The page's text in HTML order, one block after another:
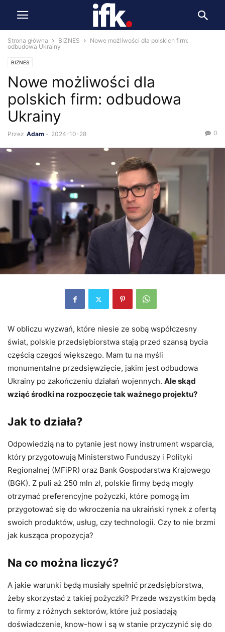
Strona główna BIZNES
Nowe możliwości dla polskich firm:
odbudowa Ukrainy
BIZNES
Nowe możliwości dla
polskich firm: odbudowa
Ukrainy
Przez Adam - 2024-10-28 0
W obliczu wyzwań, które niesie ze sobą współczesny
świat, polskie przedsiębiorstwa stają przed szansą bycia
częścią czegoś większego. Mam tu na myśli
monumentalne przedsięwzięcie, jakim jest odbudowa
Ukrainy po zakończeniu działań wojennych. Ale skąd
wziąć środki na rozpoczęcie tak ważnego projektu?
Jak to działa?
Odpowiedzią na to pytanie jest nowy instrument wsparcia,
który przygotowują Ministerstwo Funduszy i Polityki
Regionalnej (MFiPR) oraz Bank Gospodarstwa Krajowego
(BGK). Z puli aż 250 mln zł, polskie firmy będą mogły
otrzymać preferencyjne pożyczki, które pomogą im
przygotować się do wkroczenia na ukraiński rynek z ofertą
swoich produktów, usług, czy technologii. Czy to nie brzmi
jak kusząca propozycja?
Na co można liczyć?
A jakie warunki będą musiały spełnić przedsiębiorstwa,
żeby skorzystać z takiej pożyczki? Przede wszystkim będą
to firmy z różnych sektorów, które już posiadają
doświadczenie, know-how i są w stanie przyczynić się do